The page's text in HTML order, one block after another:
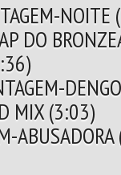
DO
MIX (3:03)